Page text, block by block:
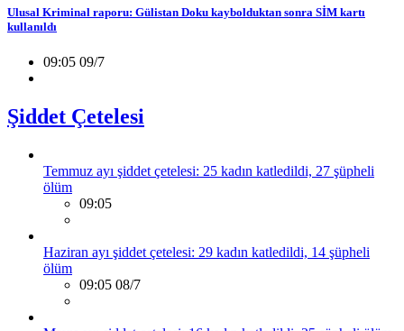
Ulusal Kriminal raporu: Gülistan Doku kaybolduktan sonra SİM kartı
kullanıldı
09:05 09/7
Şiddet Çetelesi
Temmuz ayı şiddet çetelesi: 25 kadın katledildi, 27 şüpheli
ölüm
09:05
Haziran ayı şiddet çetelesi: 29 kadın katledildi, 14 şüpheli
ölüm
09:05 08/7